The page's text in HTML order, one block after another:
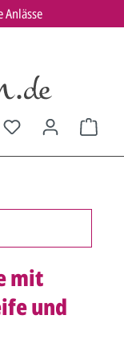
Anlässe
mit
und